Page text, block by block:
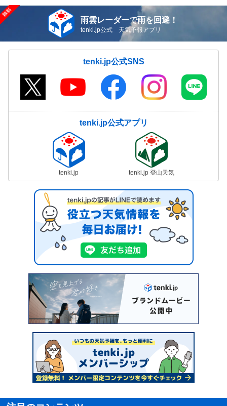
雨雲レーダーで雨を回避！
tenki.jp公式 天気予報アプリ
tenki.jp公式SNS
tenki.jp公式アプリ
tenki.jp tenki.jp 登山天気